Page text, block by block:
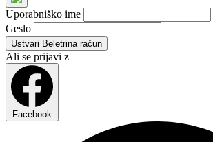
Uporabniško ime
Geslo
Ustvari Beletrina račun
Ali se prijavi z
Facebook